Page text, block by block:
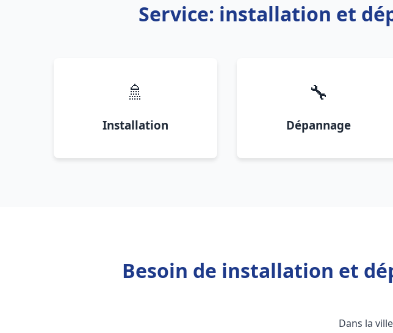
Service: installation et
🚿
Installation
🔧
Dépannage
Besoin de installation et
Dans la